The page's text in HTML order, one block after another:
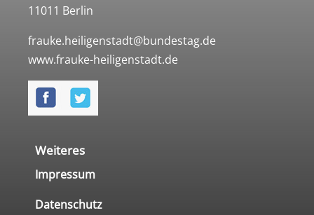
11011 Berlin
frauke.heiligenstadt@bundestag.de
www.frauke-heiligenstadt.de
Weiteres
Impressum
Datenschutz